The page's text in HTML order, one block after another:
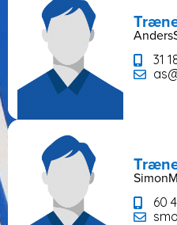
Anders
31
Simon
60